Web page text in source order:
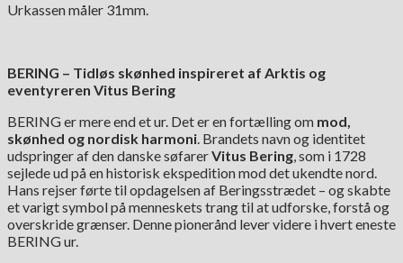
Urkassen måler 31mm.
BERING – Tidløs skønhed inspireret af Arktis og
eventyreren Vitus Bering
BERING er mere end et ur. Det er en fortælling om mod,
skønhed og nordisk harmoni. Brandets navn og identitet
udspringer af den danske søfarerVitus Bering, som i 1728
sejlede ud på en historisk ekspedition mod det ukendte nord.
Hans rejser førte til opdagelsen af Beringsstrædet – og skabte
et varigt symbol på menneskets trang til at udforske, forstå og
overskride grænser. Denne pionerånd lever videre i hvert eneste
BERING ur.